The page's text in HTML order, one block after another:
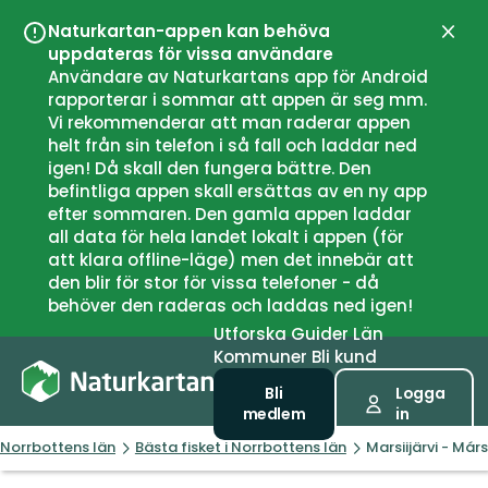
Naturkartan-appen kan behöva
uppdateras för vissa användare
Användare av Naturkartans app för Android
rapporterar i sommar att appen är seg mm.
Vi rekommenderar att man raderar appen
helt från sin telefon i så fall och laddar ned
igen! Då skall den fungera bättre. Den
befintliga appen skall ersättas av en ny app
efter sommaren. Den gamla appen laddar
all data för hela landet lokalt i appen (för
att klara offline-läge) men det innebär att
den blir för stor för vissa telefoner - då
behöver den raderas och laddas ned igen!
UtforskaGuiderLän
Kommuner Bli kund
Bli
medlem
Logga
in
Norrbottens län Bästa fisket i Norrbottens län Marsiijärvi -